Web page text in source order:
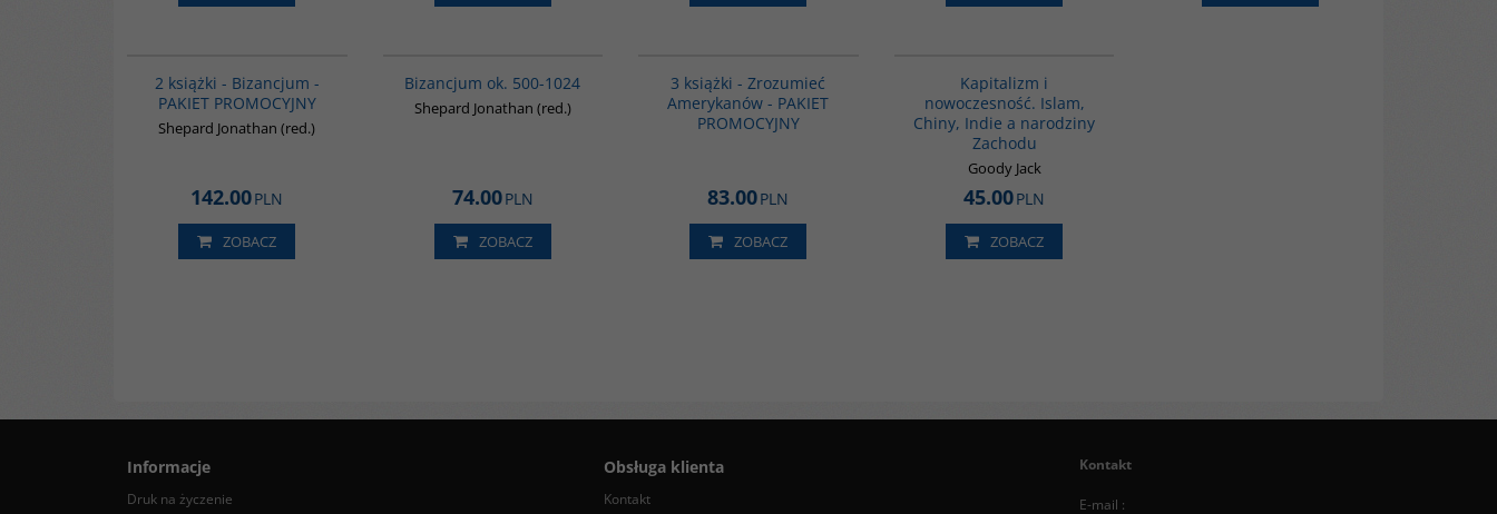
2 książki - Bizancjum -
PAKIET PROMOCYJNY
Shepard Jonathan (red.)
142.00PLN
ZOBACZ
Bizancjum ok. 500-1024
Shepard Jonathan (red.)
74.00PLN
ZOBACZ
3 książki - Zrozumieć
Amerykanów - PAKIET
PROMOCYJNY
83.00PLN
ZOBACZ
Kapitalizm i
nowoczesność. Islam,
Chiny, Indie a narodziny
Zachodu
Goody Jack
45.00PLN
ZOBACZ
Informacje
Druk na życzenie
Obsługa klienta
Kontakt
Kontakt
E-mail :